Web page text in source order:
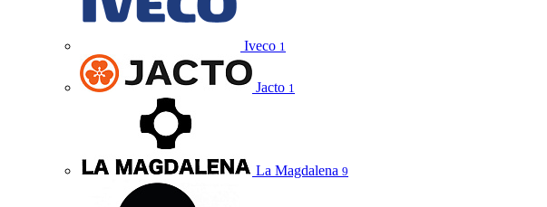
Iveco 1
Jacto 1
La Magdalena 9